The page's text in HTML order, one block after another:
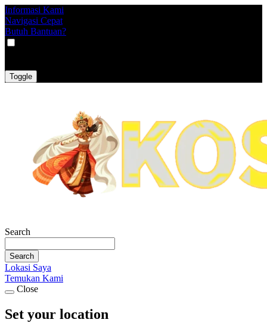
Informasi Kami
Navigasi Cepat
Butuh Bantuan?
Toggle
Search
Search
Lokasi Saya
Temukan Kami
Close
Set your location